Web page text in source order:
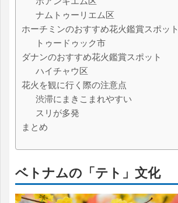
ナムトゥーリエム区
ホーチミンのおすすめ花火鑑賞スポット
トゥードゥック市
ダナンのおすすめ花火鑑賞スポット
ハイチャウ区
花火を観に行く際の注意点
渋滞にまきこまれやすい
スリが多発
まとめ
ベトナムの「テト」文化